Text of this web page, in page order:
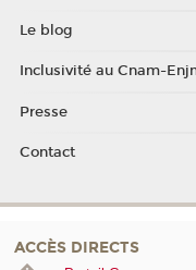
Le blog
Inclusivité au Cnam-
Presse
Contact
ACCÈS DIRECTS